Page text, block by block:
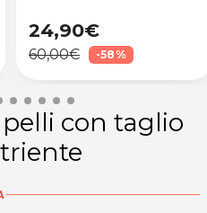
24,90€
60,00€ -58%
con taglio